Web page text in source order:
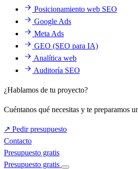
Posicionamiento web SEO
Google Ads
Meta Ads
GEO (SEO para IA)
Analítica web
Auditoría SEO
¿Hablamos de tu proyecto?
Cuéntanos qué necesitas y te preparamos
↗ Pedir presupuesto
Contacto
Presupuesto gratis
Presupuesto gratis